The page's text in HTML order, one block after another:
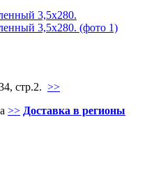
стр.2. >>
>> Доставка в регионы